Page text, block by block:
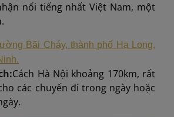
nổi tiếng nhất Việt Nam, một
Bãi Cháy, thành phố Hạ Long,
Cách Hà Nội khoảng 170km, rất
các chuyến đi trong ngày hoặc